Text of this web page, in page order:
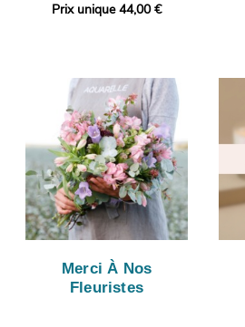
Prix unique 44,00 €
Merci À Nos
Fleuristes